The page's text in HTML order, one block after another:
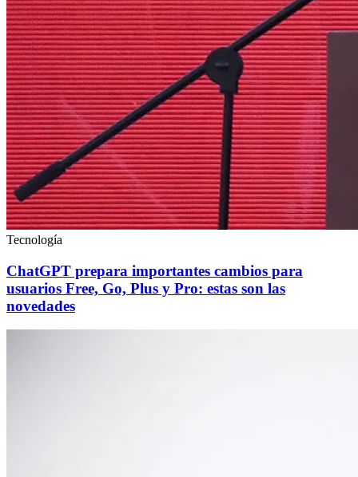
Tecnología
ChatGPT prepara importantes cambios para
usuarios Free, Go, Plus y Pro: estas son las
novedades